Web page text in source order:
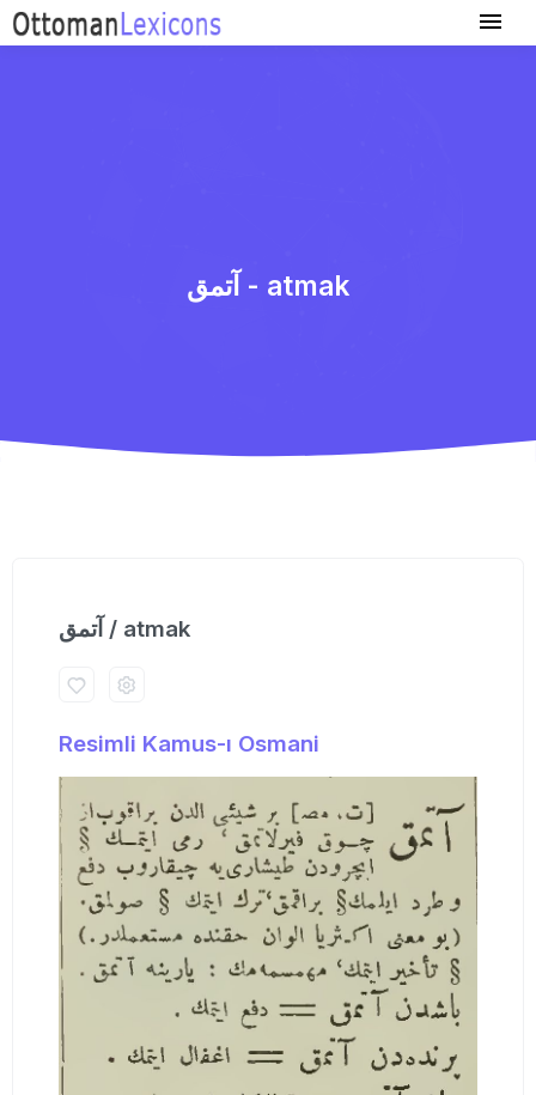
آتمق - atmak
آتمق / atmak
Resimli Kamus-ı Osmani